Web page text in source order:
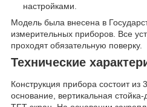
настройками.
Модель была внесена в
измерительных приборов. Все
проходят обязательную поверку.
Технические
Конструкция прибора состоит из
основание, вертикальная